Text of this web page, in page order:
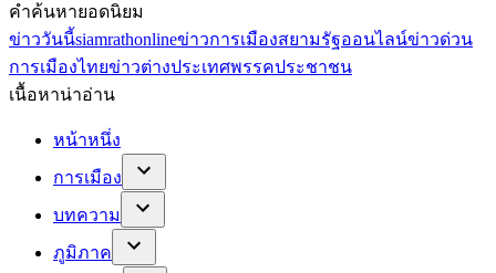
คำค้นหายอดนิยม
ข่าววันนี้siamrathonlineข่าวการเมืองสยามรัฐออนไลน์ข่าวด่วน
การเมืองไทยข่าวต่างประเทศพรรคประชาชน
เนื้อหาน่าอ่าน
หน้าหนึ่ง
การเมือง
บทความ
ภูมิภาค